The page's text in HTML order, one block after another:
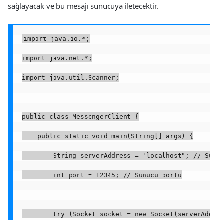
sağlayacak ve bu mesajı sunucuya iletecektir.
import java.io.*;
import java.net.*;
import java.util.Scanner;
public class MessengerClient {
    public static void main(String[] args) {
String serverAddress = "localhost"; //
        int port = 12345; // Sunucu portu
try (Socket socket = new